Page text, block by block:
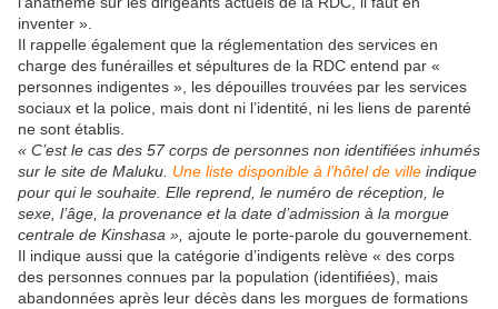
inventer ».
Il rappelle également que la réglementation des services en
charge des funérailles et sépultures de la RDC entend par «
personnes indigentes », les dépouilles trouvées par les services
sociaux et la police, mais dont ni l’identité, ni les liens de parenté
ne sont établis.
« C’est le cas des 57 corps de personnes non identifiées inhumés
sur le site de Maluku. Une liste disponible à l’hôtel de ville indique
pour qui le souhaite. Elle reprend, le numéro de réception, le
sexe, l’âge, la provenance et la date d’admission à la morgue
centrale de Kinshasa », ajoute le porte-parole du gouvernement.
Il indique aussi que la catégorie d’indigents relève « des corps
des personnes connues par la population (identifiées), mais
abandonnées après leur décès dans les morgues de formations